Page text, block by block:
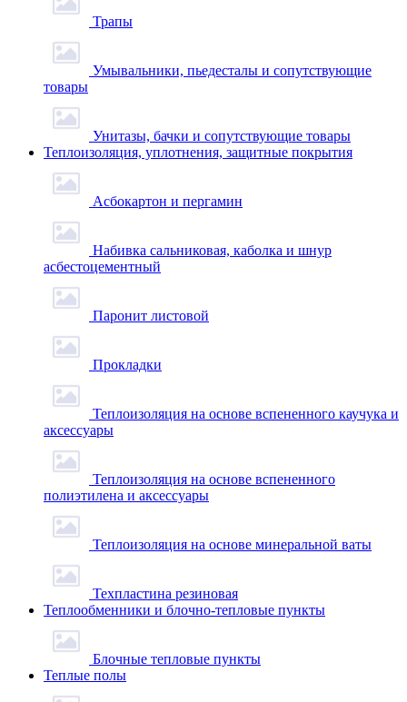
Трапы
Умывальники, пьедесталы и сопутствующие
товары
Унитазы, бачки и сопутствующие товары
Теплоизоляция, уплотнения, защитные покрытия
Асбокартон и пергамин
Набивка сальниковая, каболка и шнур
асбестоцементный
Паронит листовой
Прокладки
Теплоизоляция на основе вспененного каучука и
аксессуары
Теплоизоляция на основе вспененного
полиэтилена и аксессуары
Теплоизоляция на основе минеральной ваты
Техпластина резиновая
Теплообменники и блочно-тепловые пункты
Блочные тепловые пункты
Теплые полы